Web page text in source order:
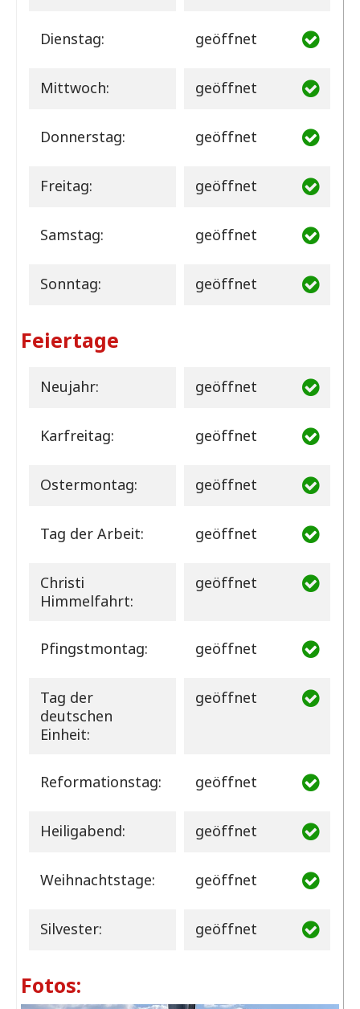
Dienstag: geöffnet
Mittwoch: geöffnet
Donnerstag: geöffnet
Freitag: geöffnet
Samstag: geöffnet
Sonntag: geöffnet
Feiertage
Neujahr: geöffnet
Karfreitag: geöffnet
Ostermontag: geöffnet
Tag der Arbeit: geöffnet
Christi
Himmelfahrt:
geöffnet
Pfingstmontag: geöffnet
Tag der
deutschen
Einheit:
geöffnet
Reformationstag: geöffnet
Heiligabend: geöffnet
Weihnachtstage: geöffnet
Silvester: geöffnet
Fotos: